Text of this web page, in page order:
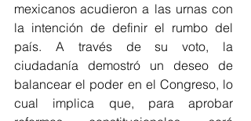
mexicanos acudieron a las urnas con
la intención de definir el rumbo del
país. A través de su voto, la
ciudadanía demostró un deseo de
balancear el poder en el Congreso, lo
cual implica que, para aprobar